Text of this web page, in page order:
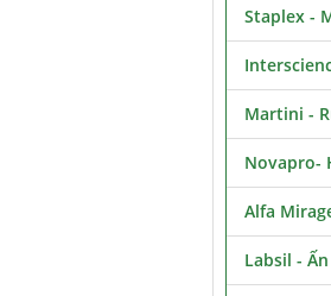
Staplex -
Martini -
Novapro-
Alfa
Labsil -